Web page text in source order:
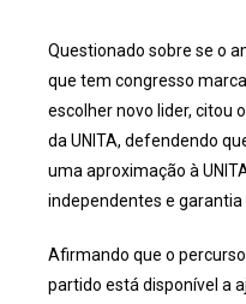
Questionado sobre se o
que tem congresso
escolher novo lider, citou
da UNITA, defendendo
uma aproximação à
independentes e
Afirmando que o percurso
partido está disponível a